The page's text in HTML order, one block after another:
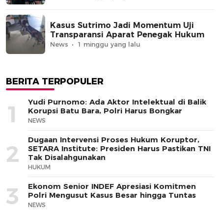
Kasus Sutrimo Jadi Momentum Uji
Transparansi Aparat Penegak Hukum
News 1 minggu yang lalu
BERITA TERPOPULER
1
Yudi Purnomo: Ada Aktor Intelektual di Balik
Korupsi Batu Bara, Polri Harus Bongkar
NEWS
2
Dugaan Intervensi Proses Hukum Koruptor,
SETARA Institute: Presiden Harus Pastikan TNI
Tak Disalahgunakan
HUKUM
3
Ekonom Senior INDEF Apresiasi Komitmen
Polri Mengusut Kasus Besar hingga Tuntas
NEWS